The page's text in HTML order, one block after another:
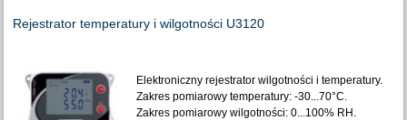
Rejestrator temperatury i wilgotności U3120
Elektroniczny rejestrator wilgotności i temperatury.
Zakres pomiarowy temperatury: -30...70°C.
Zakres pomiarowy wilgotności: 0...100% RH.